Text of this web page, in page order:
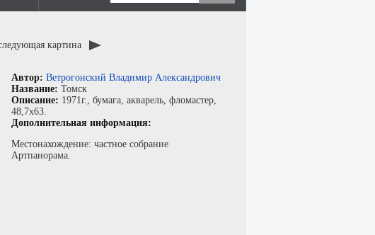
картина
Автор: Ветрогонский Владимир Александрович
Название: Томск
Описание: 1971г., бумага, акварель, фломастер,
48,7x63.
Дополнительная информация:
Местонахождение: частное собрание
Артпанорама.